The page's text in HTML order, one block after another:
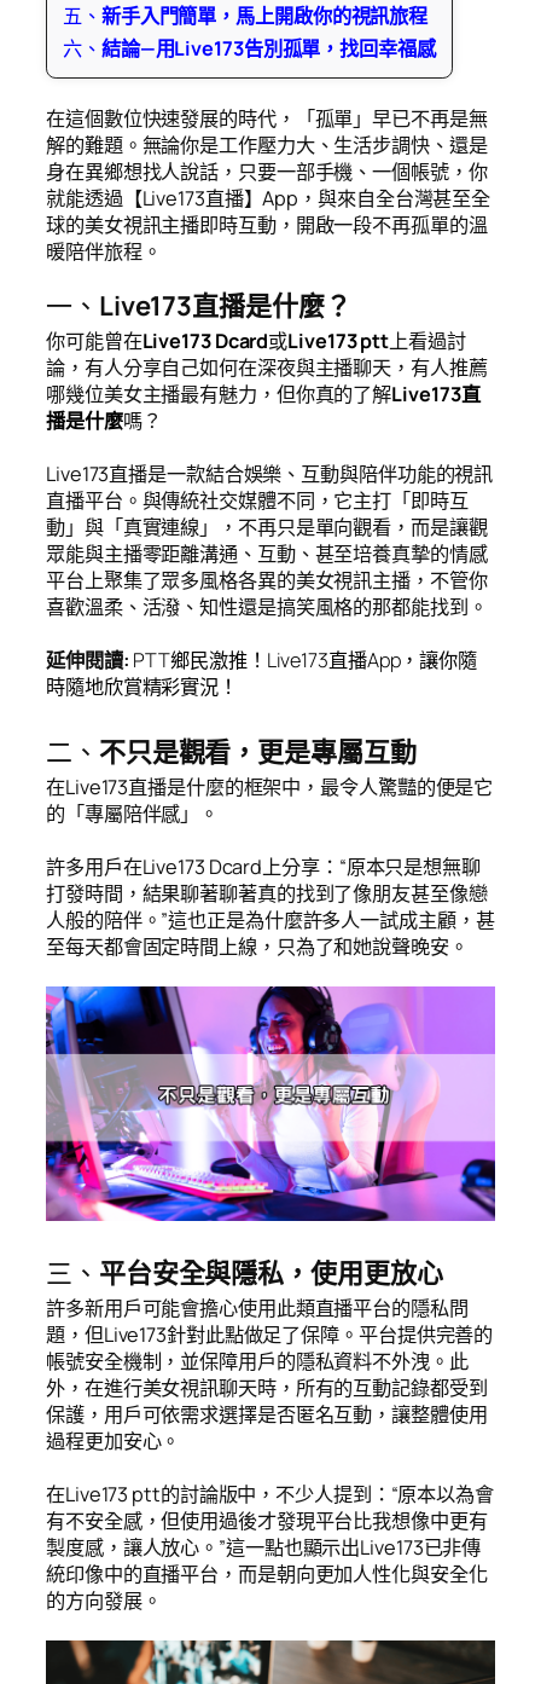
五、 新手入門簡單，馬上開啟你的視訊旅程
六、 結論—用Live173告別孤單，找回幸福感
在這個數位快速發展的時代，「孤單」早已不再是無
解的難題。無論你是工作壓力大、生活步調快、還是
身在異鄉想找人說話，只要一部手機、一個帳號，你
就能透過【Live173直播】App，與來自全台灣甚至全
球的美女視訊主播即時互動，開啟一段不再孤單的溫
暖陪伴旅程。
一、 Live173直播是什麼？
你可能曾在Live173 Dcard或Live173 ptt上看過討
論，有人分享自己如何在深夜與主播聊天，有人推薦
哪幾位美女主播最有魅力，但你真的了解Live173直
播是什麼嗎？
Live173直播是一款結合娛樂、互動與陪伴功能的視訊
直播平台。與傳統社交媒體不同，它主打「即時互
動」與「真實連線」，不再只是單向觀看，而是讓觀
眾能與主播零距離溝通、互動、甚至培養真摯的情感
平台上聚集了眾多風格各異的美女視訊主播，不管你
喜歡溫柔、活潑、知性還是搞笑風格的那都能找到。
延伸閱讀: PTT鄉民激推！ Live173直播App，讓你隨
時隨地欣賞精彩實況！
二、 不只是觀看，更是專屬互動
在Live173直播是什麼的框架中，最令人驚豔的便是它
的「專屬陪伴感」。
許多用戶在Live173 Dcard上分享：“原本只是想無聊
打發時間，結果聊著聊著真的找到了像朋友甚至像戀
人般的陪伴。”這也正是為什麼許多人一試成主顧，甚
至每天都會固定時間上線，只為了和她說聲晚安。
三、 平台安全與隱私，使用更放心
許多新用戶可能會擔心使用此類直播平台的隱私問
題，但Live173針對此點做足了保障。平台提供完善的
帳號安全機制，並保障用戶的隱私資料不外洩。此
外，在進行美女視訊聊天時，所有的互動記錄都受到
保護，用戶可依需求選擇是否匿名互動，讓整體使用
過程更加安心。
在Live173 ptt的討論版中，不少人提到：“原本以為會
有不安全感，但使用過後才發現平台比我想像中更有
製度感，讓人放心。”這一點也顯示出Live173已非傳
統印像中的直播平台，而是朝向更加人性化與安全化
的方向發展。